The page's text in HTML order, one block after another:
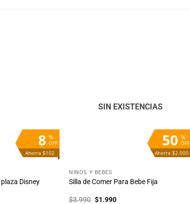
%
OFF
8
Ahorra $102
Disney
%
OFF
50
Ahorra $2.000
SIN EXISTENCIAS
NIÑOS Y BEBÉS
Silla de Comer Para Bebe Fija
$3.990 El
$1.990El